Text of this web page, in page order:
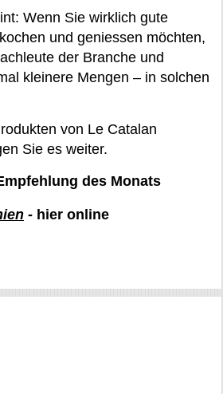
Wenn Sie wirklich gute
und geniessen möchten,
der Branche und
kleinere Mengen – in solchen
von Le Catalan
Sie es weiter.
des Monats
- hier online